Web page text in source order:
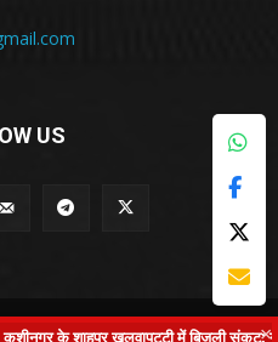
US
×
के शाहपुर खलवापट्टी में बिजली संकट: ग्राम